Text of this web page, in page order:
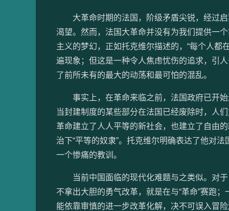
大革命时期的法国，阶级矛盾尖锐，经过启
渴望。然而，法国大革命并没有为我们提供一
主义的梦幻，正如托克维尔描述的，“每个人
遍现象；但这是一种令人焦虑忧伤的追求，引
了前所未有的最大的动荡和最可怕的混乱。
事实上，在革命来临之前，法国政府已开始
当封建制度的某些部分在法国已经废除时，人
革命建立了人人平等的新社会，也建立了自由
治下“平等的奴隶”。托克维尔明确表达了他对
一个惨痛的教训。
当前中国面临的现代化难题与之类似。对于
不拿出大胆的勇气改革，就是在与“革命”赛跑
能依靠审慎的进一步改革化解，决不可误入冒